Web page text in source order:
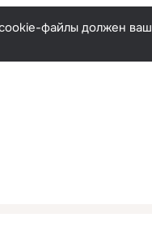
Русскийфайлы должен ваш